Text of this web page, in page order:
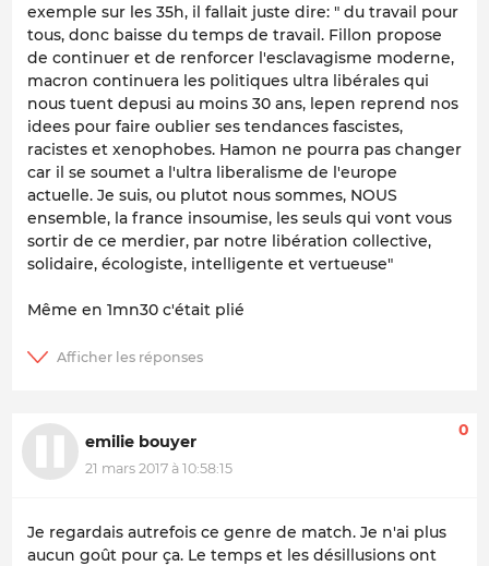
exemple sur les 35h, il fallait juste dire: " du travail pour
tous, donc baisse du temps de travail. Fillon propose
de continuer et de renforcer l'esclavagisme moderne,
macron continuera les politiques ultra libérales qui
nous tuent depusi au moins 30 ans, lepen reprend nos
idees pour faire oublier ses tendances fascistes,
racistes et xenophobes. Hamon ne pourra pas changer
car il se soumet a l'ultra liberalisme de l'europe
actuelle. Je suis, ou plutot nous sommes, NOUS
ensemble, la france insoumise, les seuls qui vont vous
sortir de ce merdier, par notre libération collective,
solidaire, écologiste, intelligente et vertueuse"
Même en 1mn30 c'était plié
emilie bouyer
21 mars 2017 à 10:58:15
0
Je regardais autrefois ce genre de match. Je n'ai plus
aucun goût pour ça. Le temps et les désillusions ont